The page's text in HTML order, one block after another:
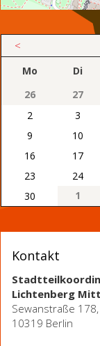
<
Mo Di
26
27
2
3
9
10
16
17
23
24
30
1
Kontakt
Lichtenberg
Sewanstraße
10319 Berlin